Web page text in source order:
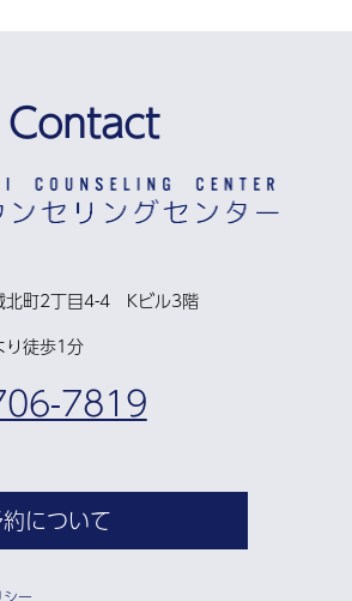
Contact
北町2丁目4-4 Kビル3階
り徒歩1分
7819
について